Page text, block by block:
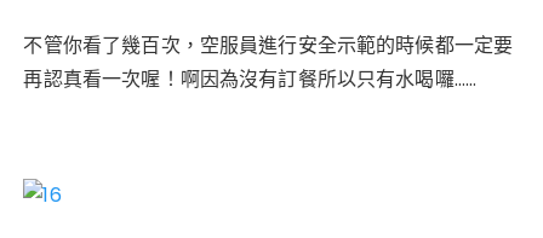
不管你看了幾百次，空服員進行安全示範的時候都一定要
再認真看一次喔！啊因為沒有訂餐所以只有水喝囉……